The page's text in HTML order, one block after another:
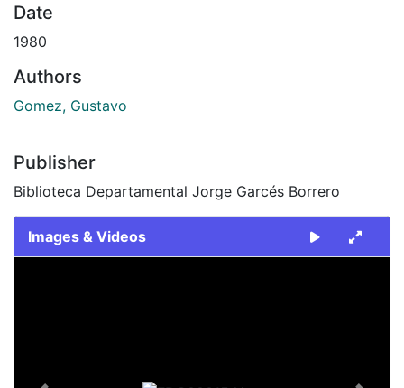
Date
1980
Authors
Gomez, Gustavo
Publisher
Biblioteca Departamental Jorge Garcés Borrero
Images & Videos